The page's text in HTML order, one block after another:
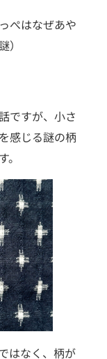
ぺはなぜあや
ですが、小さ
感じる謎の柄
はなく、柄が